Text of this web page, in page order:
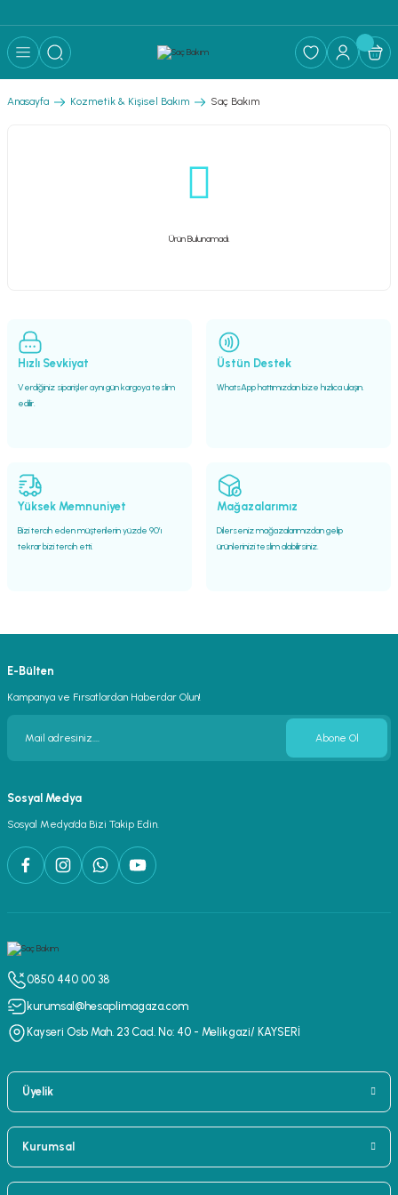
Anasayfa Kozmetik & Kişisel Bakım Saç Bakım
Ürün Bulunamadı.
Hızlı Sevkiyat
Verdiğiniz siparişler aynı gün kargoya teslim
edilir.
Üstün Destek
WhatsApp hattımızdan bize hızlıca ulaşın.
Yüksek Memnuniyet
Bizi tercih eden müşterilerin yüzde 90’ı
tekrar bizi tercih etti.
Mağazalarımız
Dilerseniz mağazalarımızdan gelip
ürünlerinizi teslim alabilirsiniz.
E-Bülten
Kampanya ve Fırsatlardan Haberdar Olun!
Abone Ol
Sosyal Medya
Sosyal Medya’da Bizi Takip Edin.
0850 440 00 38
kurumsal@hesaplimagaza.com
Kayseri Osb Mah. 23 Cad. No: 40 - Melikgazi/ KAYSERİ
Üyelik
Kurumsal